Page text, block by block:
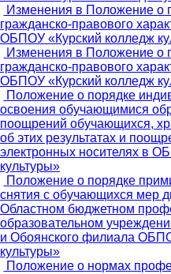
Изменения в Положение о
гражданско-правового
ОБПОУ «Курский колледж
Изменения в Положение о
гражданско-правового
ОБПОУ «Курский колледж
Положение о порядке
освоения обучающимися
поощрений обучающихся,
об этих результатах и
электронных носителях в
культуры»
Положение о порядке
снятия с обучающихся мер
Областном бюджетном
образовательном
и Обоянского филиала
культуры»
Положение о нормах